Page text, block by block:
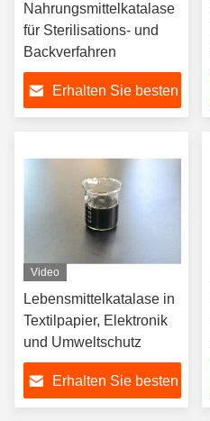
Nahrungsmittelkatalase
für Sterilisations- und
Backverfahren
Erhalten Sie besten
Video
Lebensmittelkatalase in
Textilpapier, Elektronik
und Umweltschutz
Erhalten Sie besten